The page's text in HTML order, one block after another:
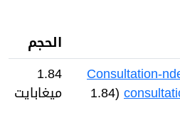
الحجم
Consultation-
(1.84
1.84
ميغابايت